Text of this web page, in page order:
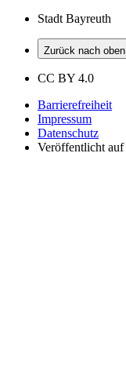
Stadt Bayreuth
Zurück nach oben
CC BY 4.0
Barrierefreiheit
Impressum
Datenschutz
Veröffentlicht auf